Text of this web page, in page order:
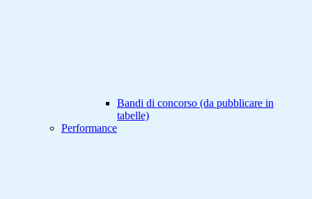
Bandi di concorso (da pubblicare in
tabelle)
Performance